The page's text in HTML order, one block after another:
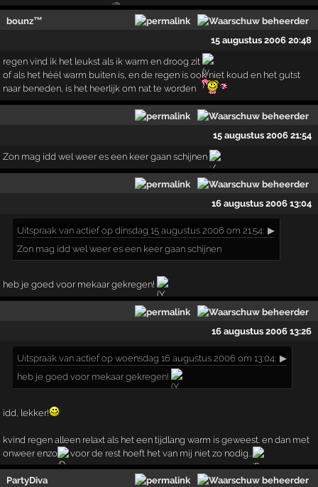
bounz™
15 augustus 2006 20:48
regen vind ik het leukst als ik warm en droog zit
of als het héél warm buiten is, en de regen is ook niet koud en het gutst
naar beneden, is het heerlijk om nat te worden
15 augustus 2006 21:54
Zon mag idd wel weer es een keer gaan schijnen
16 augustus 2006 13:04
Uitspraak van actief op dinsdag 15 augustus 2006 om 21:54: ▶
Zon mag idd wel weer es een keer gaan schijnen
heb je goed voor mekaar gekregen!
16 augustus 2006 13:26
Uitspraak van actief op woensdag 16 augustus 2006 om 13:04: ▶
heb je goed voor mekaar gekregen!
idd, lekker!
kvind regen alleen relaxt als het een tijdlang warm is geweest. en dan met
onweer enzo
voor de rest hoeft het van mij niet zo nodig...
PartyDiva